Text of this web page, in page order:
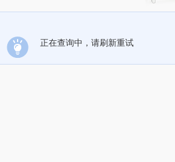
正在查询中，请刷新重试